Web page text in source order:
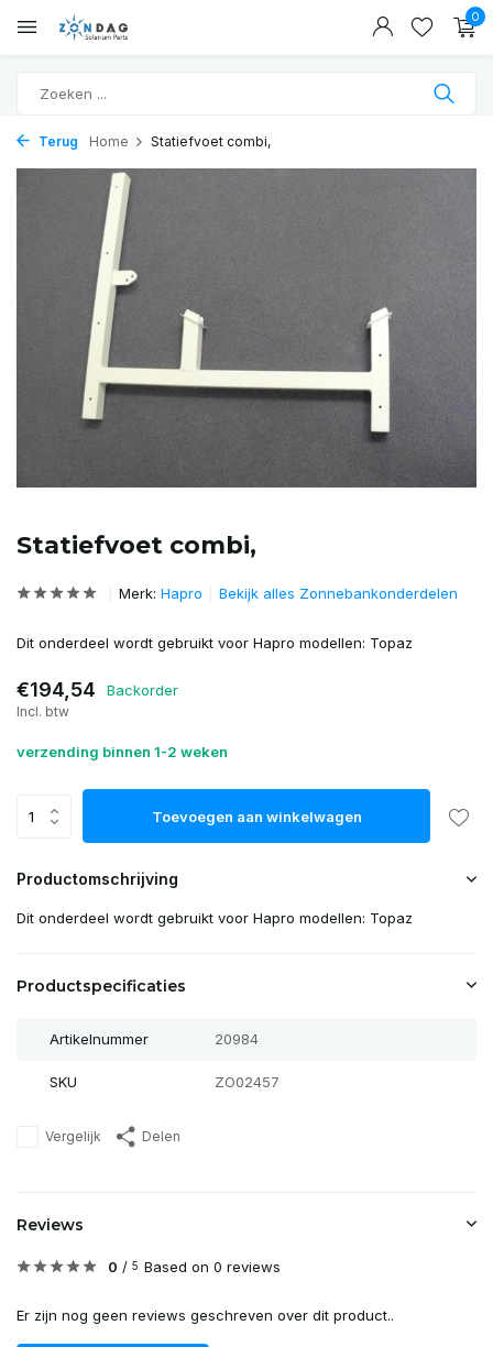
0
Terug Home Statiefvoet combi,
Statiefvoet combi,
Merk: Hapro Bekijk alles Zonnebankonderdelen
Dit onderdeel wordt gebruikt voor Hapro modellen: Topaz
€194,54 Backorder
Incl. btw
verzending binnen 1-2 weken
Toevoegen aan winkelwagen
Productomschrijving
Dit onderdeel wordt gebruikt voor Hapro modellen: Topaz
Productspecificaties
Artikelnummer 20984
SKU ZO02457
Vergelijk Delen
Reviews
0 / 5 Based on 0 reviews
Er zijn nog geen reviews geschreven over dit product..